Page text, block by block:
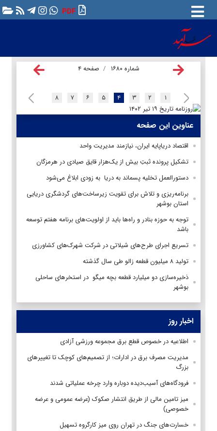
PDF
شماره ۱۶۸۰ صفحه ۴
۱ ۲ ۳ ۴ ۵ ۶ ۷ ۸
عناوین این صفحه
اقتصاد درياپايه ايران، نيازمند مديريت واحد
تشکیل پرونده ثبتِ بیش از یک‌هزار قایق صیادی در هرمزگان
دستورالعمل تخلیه پسماند به دریا به زودی ابلاغ می‌شود
برنامه‌ریزی و تلاش برای تقویت زیرساخت‌های گردشگری دریایی
استان بوشهر
توجه به حوزه بنادر و راه‌ها باید از اولویت‌های برنامه هفتم توسعه
باشد
تسریع اجرای طرح‌های شیلاتی در شرکت شهرک‌های کشاورزی
تولید ۸ میلیون قطعه زالو طی سال گذشته
ذخیره‌سازی دو میلیارد قطعه بچه میگو در استخر‌های ساحلی
بوشهر
اخبار روز
اطلاعیه در خصوص قطع برق مجموعه ورزشی آزادی
مدیریت مصرف برق در ادارات؛ از تصمیم‌های کوچک تا تغییرهای
بزرگ
فرودگاه‌های آسیب‌دیده دوباره وارد چرخه عملیاتی شدند
میز تامین مالی از طریق انتشار صکوک (عرضه عمومی و عرضه
خصوصی)
خسارت‌های جنگ در تهران روی میز کارگروه تسهیل